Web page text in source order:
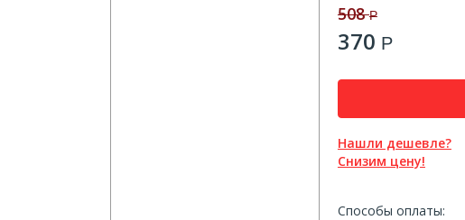
508Р
370 Р
Нашли дешевле?
Снизим цену!
Способы оплаты: